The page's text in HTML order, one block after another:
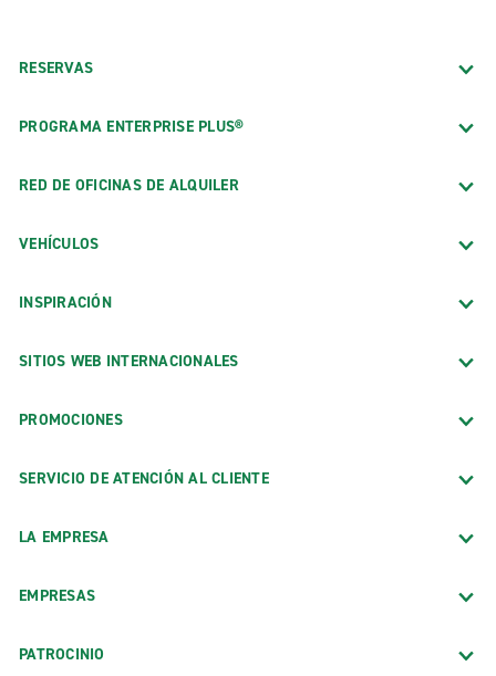
RESERVAS
PROGRAMA ENTERPRISE PLUS®
RED DE OFICINAS DE ALQUILER
VEHÍCULOS
INSPIRACIÓN
SITIOS WEB INTERNACIONALES
PROMOCIONES
SERVICIO DE ATENCIÓN AL CLIENTE
LA EMPRESA
EMPRESAS
PATROCINIO